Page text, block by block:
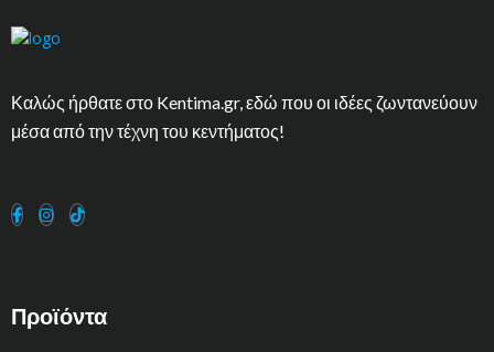
Καλώς ήρθατε στο Kentima.gr, εδώ που οι ιδέες ζωντανεύουν
μέσα από την τέχνη του κεντήματος!
Προϊόντα